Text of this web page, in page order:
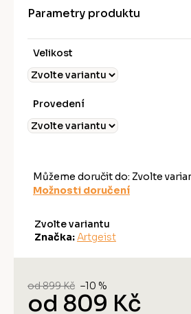
5
hvězdiček.
Parametry produktu
Velikost
Provedení
Můžeme doručit do: Zvolte
Možnosti doručení
Zvolte variantu
Značka: Artgeist
od 899 Kč –10 %
od 809 Kč